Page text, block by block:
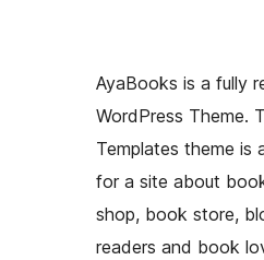
AyaBooks is a fully
WordPress Theme.
Templates theme is
for a site about
shop, book store,
readers and book